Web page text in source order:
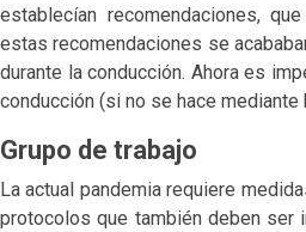
establecían recomendaciones,
estas recomendaciones se
durante la conducción. Ahora es
conducción (si no se hace mediante
Grupo de trabajo
La actual pandemia requiere
protocolos que también deben ser